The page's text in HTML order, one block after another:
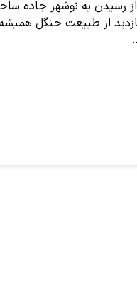
رسیدن به نوشهر جاده
از طبیعت جنگل